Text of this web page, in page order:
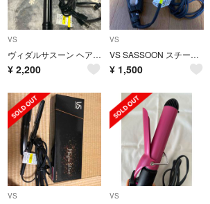
VS
ヴィダルサスーン ヘアアイロン 2WAY 25mm
¥ 2,200
VS
VS SASSOON スチームストレートアイロン VSS-7101/KJ
¥ 1,500
VS VS